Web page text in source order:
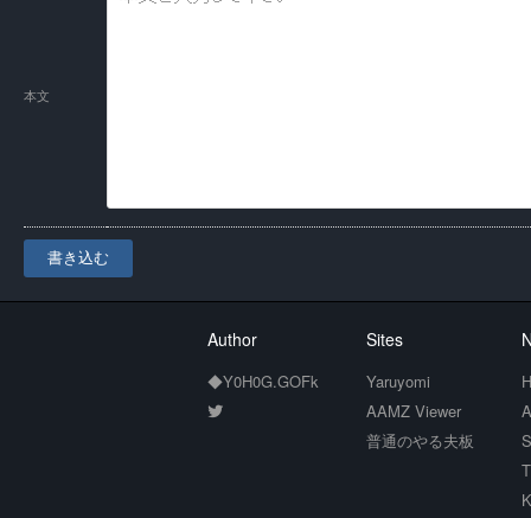
本文
書き込む
Author
◆Y0H0G.GOFk
Sites
Yaruyomi
AAMZ Viewer
普通のやる夫板